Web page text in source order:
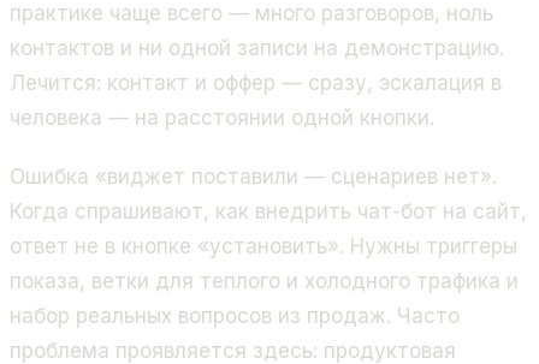
практике чаще всего — много разговоров, ноль
контактов и ни одной записи на демонстрацию.
Лечится: контакт и оффер — сразу, эскалация в
человека — на расстоянии одной кнопки.
Ошибка «виджет поставили — сценариев нет».
Когда спрашивают, как внедрить чат-бот на сайт,
ответ не в кнопке «установить». Нужны триггеры
показа, ветки для теплого и холодного трафика и
набор реальных вопросов из продаж. Часто
проблема проявляется здесь: продуктовая